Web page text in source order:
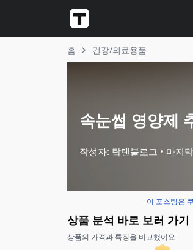
홈 건강/의료용품
속눈썹 영양제
작성자: 탑텐블로그 마지
이 포스팅은
상품 분석 바로 보러 가기
상품의 가격과 특징을 비교했어요